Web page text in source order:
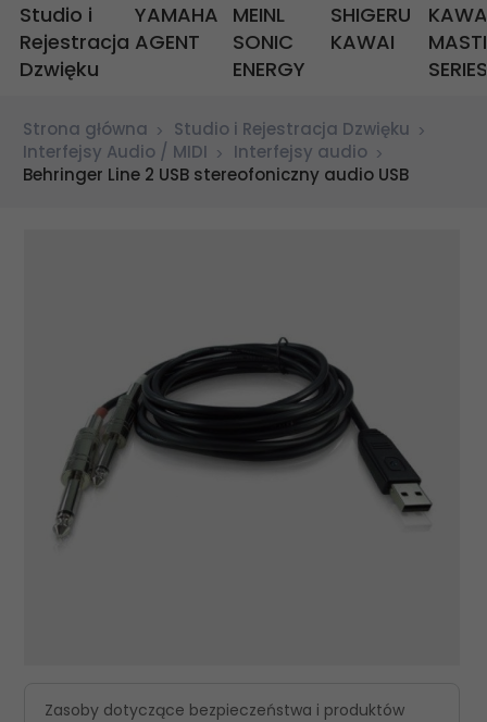
Studio i
Rejestracja
Dzwięku
YAMAHA
AGENT
MEINL
SONIC
ENERGY
SHIGERU
KAWAI
SERIES
Strona główna
Studio i Rejestracja Dzwięku
Interfejsy Audio / MIDI
Interfejsy audio
Behringer Line 2 USB stereofoniczny audio USB
Zasoby dotyczące bezpieczeństwa i produktów